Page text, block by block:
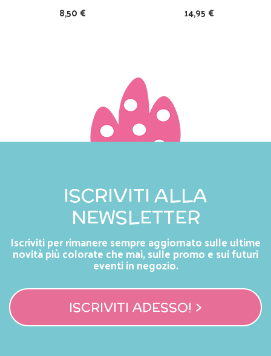
8,50 € 14,95 €
ISCRIVITI ALLA
NEWSLETTER
Iscriviti per rimanere sempre aggiornato sulle ultime
novità più colorate che mai, sulle promo e sui futuri
eventi in negozio.
ISCRIVITI ADESSO! >